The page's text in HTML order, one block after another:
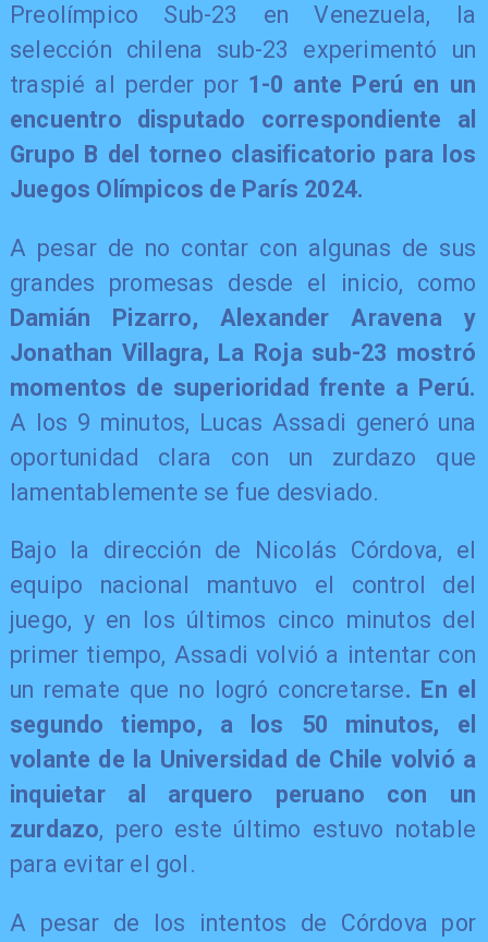
Preolímpico Sub-23 en Venezuela, la
selección chilena sub-23 experimentó un
traspié al perder por1-0 ante Perú en un
encuentro disputado correspondiente al
Grupo B del torneo clasificatorio para los
Juegos Olímpicos de París 2024.
A pesar de no contar con algunas de sus
grandes promesas desde el inicio, como
Damián Pizarro, Alexander Aravena y
Jonathan Villagra, La Roja sub-23 mostró
momentos de superioridad frente a Perú.
A los 9 minutos, Lucas Assadi generó una
oportunidad clara con un zurdazo que
lamentablemente se fue desviado.
Bajo la dirección de Nicolás Córdova, el
equipo nacional mantuvo el control del
juego, y en los últimos cinco minutos del
primer tiempo, Assadi volvió a intentar con
un remate que no logró concretarse. En el
segundo tiempo, a los 50 minutos, el
volante de la Universidad de Chile volvió a
inquietar al arquero peruano con un
zurdazo, pero este último estuvo notable
para evitar el gol.
A pesar de los intentos de Córdova por